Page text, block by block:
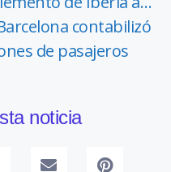
contabilizó
de pasajeros
noticia